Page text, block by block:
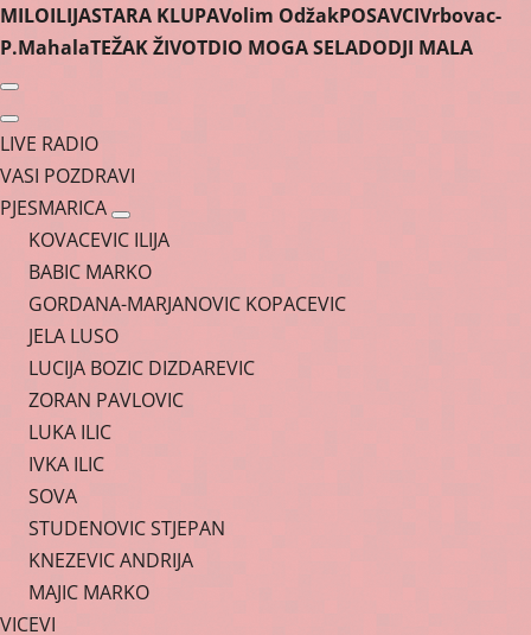
MILOILIJASTARA KLUPAVolim OdžakPOSAVCIVrbovac-
P.MahalaTEŽAK ŽIVOTDIO MOGA SELADODJI MALA
LIVE RADIO
VASI POZDRAVI
PJESMARICA
KOVACEVIC ILIJA
BABIC MARKO
GORDANA-MARJANOVIC KOPACEVIC
JELA LUSO
LUCIJA BOZIC DIZDAREVIC
ZORAN PAVLOVIC
LUKA ILIC
IVKA ILIC
SOVA
STUDENOVIC STJEPAN
KNEZEVIC ANDRIJA
MAJIC MARKO
VICEVI